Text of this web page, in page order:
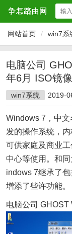
网站首页 / win7系
电脑公司
年6月 ISO镜
win7系统 2019-
Windows 7，中
发的操作系统，
可供家庭及商业
中心等使用。和
indows 7继承了
增添了些许功能。
电脑公司